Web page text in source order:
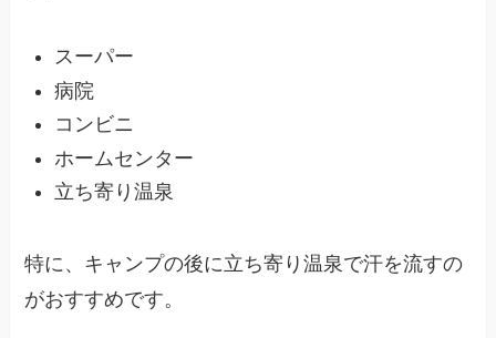
スーパー
病院
コンビニ
ホームセンター
立ち寄り温泉
特に、キャンプの後に立ち寄り温泉で汗を流すの
がおすすめです。